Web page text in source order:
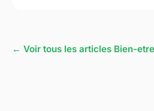
← Voir tous les articles Bien-etre